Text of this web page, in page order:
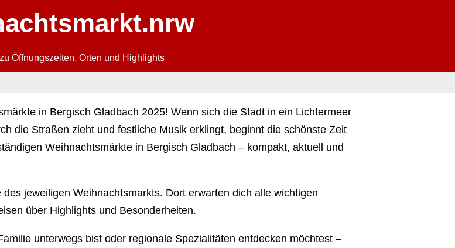
Öffnungszeiten, Orten und Highlights
in Bergisch Gladbach 2025! Wenn sich die Stadt in ein Lichtermeer
die Straßen zieht und festliche Musik erklingt, beginnt die schönste Zeit
Weihnachtsmärkte in Bergisch Gladbach – kompakt, aktuell und
jeweiligen Weihnachtsmarkts. Dort erwarten dich alle wichtigen
über Highlights und Besonderheiten.
unterwegs bist oder regionale Spezialitäten entdecken möchtest –